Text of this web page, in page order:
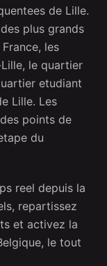
de Lille.
plus grands
les
le quartier
etudiant
Lille. Les
points de
du
reel depuis la
repartissez
et activez la
le tout